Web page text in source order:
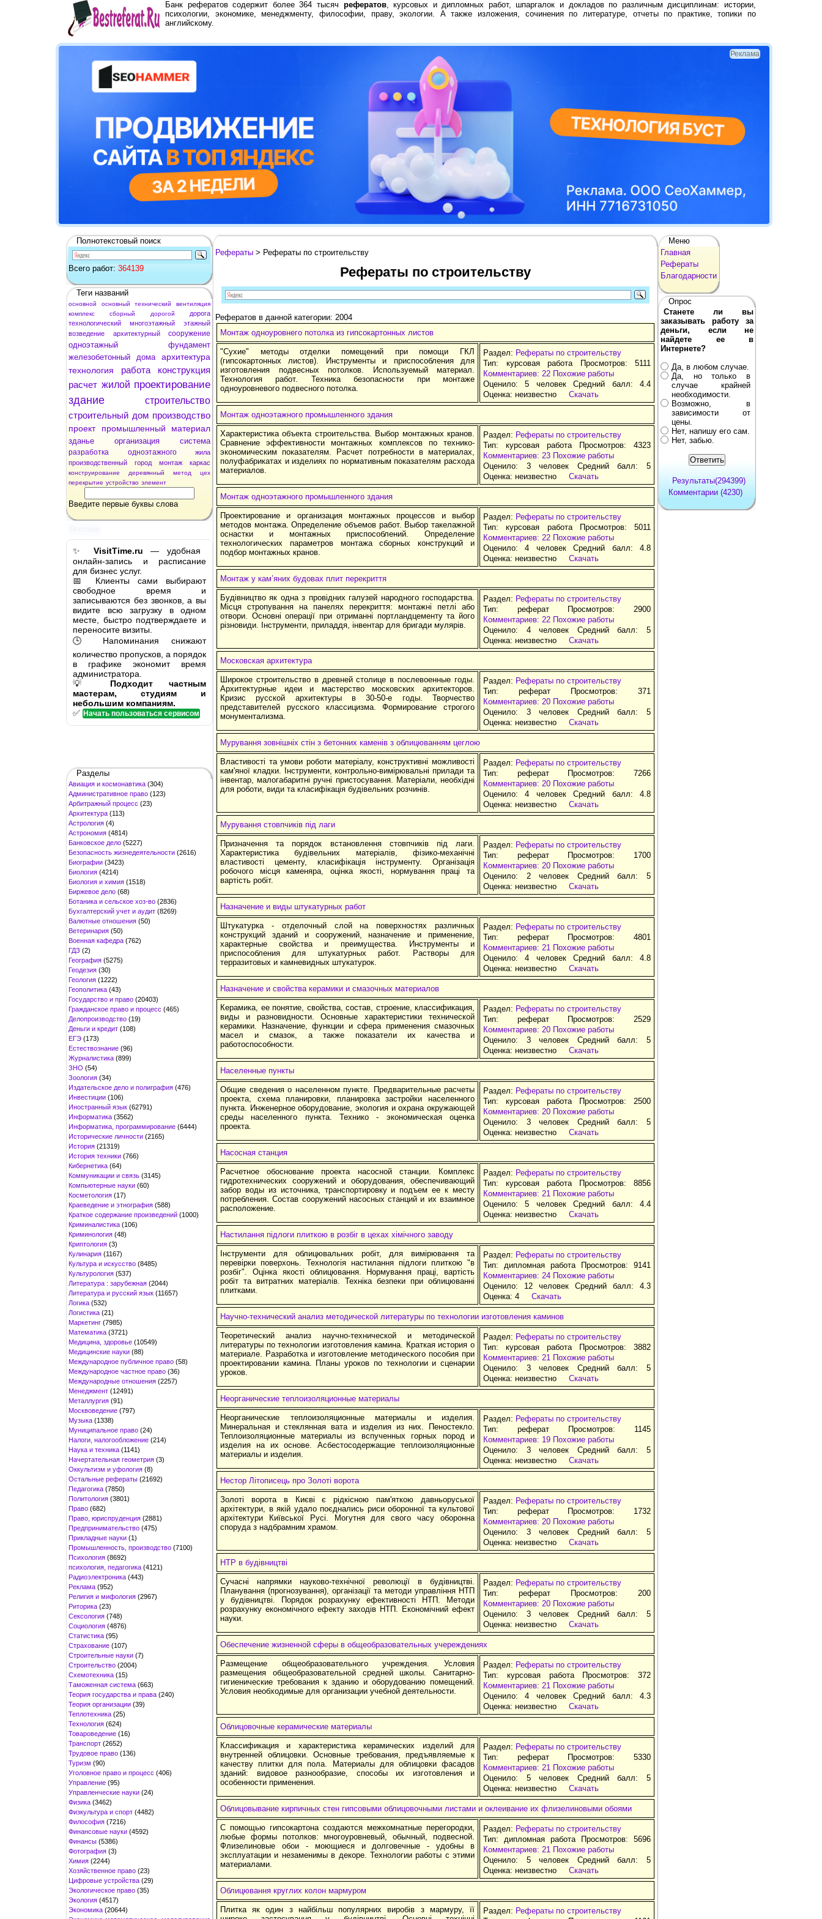
Банк рефератов содержит более 364 тысяч рефератов, курсовых и дипломных работ, шпаргалок и докладов по различным дисциплинам: истории,
психологии, экономике, менеджменту, философии, праву, экологии. А также изложения, сочинения по литературе, отчеты по практике, топики по
английскому.
Реклама
Полнотекстовый поиск
Всего работ: 364139
Теги названий
основной основный технический
вентиляция
комплекс
сборный дорогой
дорога
технологический
многоэтажный
этажный
возведение
архитектурный сооружение
одноэтажный
фундамент
железобетонный
дома
архитектура
технология
работа
конструкция
расчет жилой проектирование
здание
строительство
строительный дом производство
проект промышленный материал
зданье организация система
разработка одноэтажного
жила
производственный
город монтаж каркас
конструирование деревянный метод
цех
перекрытие устройство элемент
Введите первые буквы слова
✨ VisitTime.ru — удобная
онлайн-запись и расписание
для бизнес услуг.
📅 Клиенты сами выбирают
свободное время и
записываются без звонков, а вы
видите всю загрузку в одном
месте, быстро подтверждаете и
переносите визиты.
🕒 Напоминания снижают
количество пропусков, а порядок
в графике экономит время
администратора.
💡 Подходит частным
мастерам, студиям и
небольшим компаниям.
✅ Начать пользоваться сервисом
Разделы
Авиация и космонавтика (304)
Административное право (123)
Арбитражный процесс (23)
Архитектура (113)
Астрология (4)
Астрономия (4814)
Банковское дело (5227)
Безопасность жизнедеятельности (2616)
Биографии (3423)
Биология (4214)
Биология и химия (1518)
Биржевое дело (68)
Ботаника и сельское хоз-во (2836)
Бухгалтерский учет и аудит (8269)
Валютные отношения (50)
Ветеринария (50)
Военная кафедра (762)
ГДЗ (2)
География (5275)
Геодезия (30)
Геология (1222)
Геополитика (43)
Государство и право (20403)
Гражданское право и процесс (465)
Делопроизводство (19)
Деньги и кредит (108)
ЕГЭ (173)
Естествознание (96)
Журналистика (899)
ЗНО (54)
Зоология (34)
Издательское дело и полиграфия (476)
Инвестиции (106)
Иностранный язык (62791)
Информатика (3562)
Информатика, программирование (6444)
Исторические личности (2165)
История (21319)
История техники (766)
Кибернетика (64)
Коммуникации и связь (3145)
Компьютерные науки (60)
Косметология (17)
Краеведение и этнография (588)
Краткое содержание произведений (1000)
Криминалистика (106)
Криминология (48)
Криптология (3)
Кулинария (1167)
Культура и искусство (8485)
Культурология (537)
Литература : зарубежная (2044)
Литература и русский язык (11657)
Логика (532)
Логистика (21)
Маркетинг (7985)
Математика (3721)
Медицина, здоровье (10549)
Медицинские науки (88)
Международное публичное право (58)
Международное частное право (36)
Международные отношения (2257)
Менеджмент (12491)
Металлургия (91)
Москвоведение (797)
Музыка (1338)
Муниципальное право (24)
Налоги, налогообложение (214)
Наука и техника (1141)
Начертательная геометрия (3)
Оккультизм и уфология (8)
Остальные рефераты (21692)
Педагогика (7850)
Политология (3801)
Право (682)
Право, юриспруденция (2881)
Предпринимательство (475)
Прикладные науки (1)
Промышленность, производство (7100)
Психология (8692)
психология, педагогика (4121)
Радиоэлектроника (443)
Реклама (952)
Религия и мифология (2967)
Риторика (23)
Сексология (748)
Социология (4876)
Статистика (95)
Страхование (107)
Строительные науки (7)
Строительство (2004)
Схемотехника (15)
Таможенная система (663)
Теория государства и права (240)
Теория организации (39)
Теплотехника (25)
Технология (624)
Товароведение (16)
Транспорт (2652)
Трудовое право (136)
Туризм (90)
Уголовное право и процесс (406)
Управление (95)
Управленческие науки (24)
Физика (3462)
Физкультура и спорт (4482)
Философия (7216)
Финансовые науки (4592)
Финансы (5386)
Фотография (3)
Химия (2244)
Хозяйственное право (23)
Цифровые устройства (29)
Экологическое право (35)
Экология (4517)
Экономика (20644)
Рефераты > Рефераты по строительству
Рефераты по строительству
Рефератов в данной категории: 2004
Монтаж одноуровнего потолка из гипсокартонных листов
"Сухие" методы отделки помещений при помощи ГКЛ
(гипсокартонных листов). Инструменты и приспособления для
изготовления подвесных потолков. Используемый материал.
Технология работ. Техника безопасности при монтаже
одноуровневого подвесного потолка.
Раздел: Рефераты по строительству
Тип: курсовая работа Просмотров: 5111
Комментариев: 22 Похожие работы
Оценило: 5 человек Средний балл: 4.4
Оценка: неизвестно Скачать
Монтаж одноэтажного промышленного здания
Характеристика объекта строительства. Выбор монтажных кранов.
Сравнение эффективности монтажных комплексов по технико-
экономическим показателям. Расчет потребности в материалах,
полуфабрикатах и изделиях по нормативным показателям расхода
материалов.
Раздел: Рефераты по строительству
Тип: курсовая работа Просмотров: 4323
Комментариев: 23 Похожие работы
Оценило: 3 человек Средний балл: 5
Оценка: неизвестно Скачать
Монтаж одноэтажного промышленного здания
Проектирование и организация монтажных процессов и выбор
методов монтажа. Определение объемов работ. Выбор такелажной
оснастки и монтажных приспособлений. Определение
технологических параметров монтажа сборных конструкций и
подбор монтажных кранов.
Раздел: Рефераты по строительству
Тип: курсовая работа Просмотров: 5011
Комментариев: 22 Похожие работы
Оценило: 4 человек Средний балл: 4.8
Оценка: неизвестно Скачать
Монтаж у кам’яних будовах плит перекриття
Будiвництво як одна з провiдних галузей народного господарства.
Місця стропування на панелях перекриття: монтажні петлі або
отвори. Основні операції при отриманні портландцементу та його
різновиди. Інструменти, приладдя, інвентар для бригади мулярів.
Раздел: Рефераты по строительству
Тип: реферат Просмотров: 2900
Комментариев: 22 Похожие работы
Оценило: 4 человек Средний балл: 5
Оценка: неизвестно Скачать
Московская архитектура
Широкое строительство в древней столице в послевоенные годы.
Архитектурные идеи и мастерство московских архитекторов.
Кризис русской архитектуры в 30-50-е годы. Творчество
представителей русского классицизма. Формирование строгого
монументализма.
Раздел: Рефераты по строительству
Тип: реферат Просмотров: 371
Комментариев: 20 Похожие работы
Оценило: 3 человек Средний балл: 5
Оценка: неизвестно Скачать
Мурування зовнішніх стін з бетонних каменів з облицюванням цеглою
Властивості та умови роботи матеріалу, конструктивні можливості
кам'яної кладки. Інструменти, контрольно-вимірювальні прилади та
інвентар, малогабаритні ручні пристосування. Матеріали, необхідні
для роботи, види та класифікація будівельних розчинів.
Раздел: Рефераты по строительству
Тип: реферат Просмотров: 7266
Комментариев: 20 Похожие работы
Оценило: 4 человек Средний балл: 4.8
Оценка: неизвестно Скачать
Мурування стовпчиків під лаги
Призначення та порядок встановлення стовпчиків під лаги.
Характеристика будівельних матеріалів, фізико-механічні
властивості цементу, класифікація інструменту. Організація
робочого місця каменяра, оцінка якості, нормування праці та
вартість робіт.
Раздел: Рефераты по строительству
Тип: реферат Просмотров: 1700
Комментариев: 20 Похожие работы
Оценило: 2 человек Средний балл: 5
Оценка: неизвестно Скачать
Назначение и виды штукатурных работ
Штукатурка - отделочный слой на поверхностях различных
конструкций зданий и сооружений, назначение и применение,
характерные свойства и преимущества. Инструменты и
приспособления для штукатурных работ. Растворы для
терразитовых и камневидных штукатурок.
Раздел: Рефераты по строительству
Тип: реферат Просмотров: 4801
Комментариев: 21 Похожие работы
Оценило: 4 человек Средний балл: 4.8
Оценка: неизвестно Скачать
Назначение и свойства керамики и смазочных материалов
Керамика, ее понятие, свойства, состав, строение, классификация,
виды и разновидности. Основные характеристики технической
керамики. Назначение, функции и сфера применения смазочных
масел и смазок, а также показатели их качества и
работоспособности.
Раздел: Рефераты по строительству
Тип: реферат Просмотров: 2529
Комментариев: 20 Похожие работы
Оценило: 3 человек Средний балл: 5
Оценка: неизвестно Скачать
Населенные пункты
Общие сведения о населенном пункте. Предварительные расчеты
проекта, схема планировки, планировка застройки населенного
пункта. Инженерное оборудование, экология и охрана окружающей
среды населенного пункта. Технико - экономическая оценка
проекта.
Раздел: Рефераты по строительству
Тип: курсовая работа Просмотров: 2500
Комментариев: 20 Похожие работы
Оценило: 3 человек Средний балл: 5
Оценка: неизвестно Скачать
Насосная станция
Расчетное обоснование проекта насосной станции. Комплекс
гидротехнических сооружений и оборудования, обеспечивающий
забор воды из источника, транспортировку и подъем ее к месту
потребления. Состав сооружений насосных станций и их взаимное
расположение.
Раздел: Рефераты по строительству
Тип: курсовая работа Просмотров: 8856
Комментариев: 21 Похожие работы
Оценило: 5 человек Средний балл: 4.4
Оценка: неизвестно Скачать
Настилання підлоги плиткою в розбіг в цехах хімічного заводу
Інструменти для облицювальних робіт, для вимірювання та
перевірки поверхонь. Технологія настилання підлоги плиткою "в
розбіг". Оцінка якості облицювання. Нормування праці, вартість
робіт та витратних матеріалів. Техніка безпеки при облицюванні
плитками.
Раздел: Рефераты по строительству
Тип: дипломная работа Просмотров: 9141
Комментариев: 24 Похожие работы
Оценило: 12 человек Средний балл: 4.3
Оценка: 4 Скачать
Научно-технический анализ методической литературы по технологии изготовления каминов
Теоретический анализ научно-технической и методической
литературы по технологии изготовления камина. Краткая история о
материале. Разработка и изготовление методического пособия при
проектировании камина. Планы уроков по технологии и сценарии
уроков.
Раздел: Рефераты по строительству
Тип: курсовая работа Просмотров: 3882
Комментариев: 21 Похожие работы
Оценило: 3 человек Средний балл: 5
Оценка: неизвестно Скачать
Неорганические теплоизоляционные материалы
Неорганические теплоизоляционные материалы и изделия.
Минеральная и стеклянная вата и изделия из них. Пеностекло.
Теплоизоляционные материалы из вспученных горных пород и
изделия на их основе. Асбестосодержащие теплоизоляционные
материалы и изделия.
Раздел: Рефераты по строительству
Тип: реферат Просмотров: 1145
Комментариев: 19 Похожие работы
Оценило: 3 человек Средний балл: 5
Оценка: неизвестно Скачать
Нестор Літописець про Золоті ворота
Золоті ворота в Києві є рідкісною пам'яткою давньоруської
архітектури, в якій удало поєднались риси оборонної та культової
архітектури Київської Русі. Могутня для свого часу оборонна
споруда з надбрамним храмом.
Раздел: Рефераты по строительству
Тип: реферат Просмотров: 1732
Комментариев: 20 Похожие работы
Оценило: 3 человек Средний балл: 5
Оценка: неизвестно Скачать
НТР в будівництві
Сучасні напрямки науково-технічної революції в будівництві.
Планування (прогнозування), організації та методи управління НТП
у будівництві. Порядок розрахунку ефективності НТП. Методи
розрахунку економічного ефекту заходів НТП. Економічний ефект
науки.
Раздел: Рефераты по строительству
Тип: реферат Просмотров: 200
Комментариев: 20 Похожие работы
Оценило: 3 человек Средний балл: 5
Оценка: неизвестно Скачать
Обеспечение жизненной сферы в общеобразовательных учереждениях
Размещение общеобразовательного учреждения. Условия
размещения общеобразовательной средней школы. Санитарно-
гигиенические требования к зданию и оборудованию помещений.
Условия необходимые для организации учебной деятельности.
Раздел: Рефераты по строительству
Тип: курсовая работа Просмотров: 372
Комментариев: 21 Похожие работы
Оценило: 4 человек Средний балл: 4.3
Оценка: неизвестно Скачать
Облицовочные керамические материалы
Классификация и характеристика керамических изделий для
внутренней облицовки. Основные требования, предъявляемые к
качеству плитки для пола. Материалы для облицовки фасадов
зданий: видовое разнообразие, способы их изготовления и
особенности применения.
Раздел: Рефераты по строительству
Тип: реферат Просмотров: 5330
Комментариев: 21 Похожие работы
Оценило: 5 человек Средний балл: 5
Оценка: неизвестно Скачать
Облицовывание кирпичных стен гипсовыми облицовочными листами и оклеивание их флизелиновыми обоями
С помощью гипсокартона создаются межкомнатные перегородки,
любые формы потолков: многоуровневый, обычный, подвесной.
Флизелиновые обои - моющиеся и долговечные - удобны в
эксплуатации и незаменимы в декоре. Технологии работы с этими
материалами.
Раздел: Рефераты по строительству
Тип: дипломная работа Просмотров: 5696
Комментариев: 21 Похожие работы
Оценило: 5 человек Средний балл: 5
Оценка: неизвестно Скачать
Облицювання круглих колон мармуром
Плитка як один з найбільш популярних виробів з мармуру, її
Раздел: Рефераты по строительству
Меню
Главная
Рефераты
Благодарности
Опрос
Станете ли вы
заказывать работу за
деньги, если не
найдете ее в
Интернете?
Да, в любом случае.
Да, но только в
случае крайней
необходимости.
Возможно, в
зависимости от
цены.
Нет, напишу его сам.
Нет, забью.
Результаты(294399)
Комментарии (4230)